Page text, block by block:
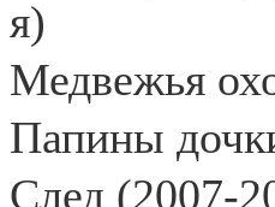
я)
Медвежья
Папины
След (2007-